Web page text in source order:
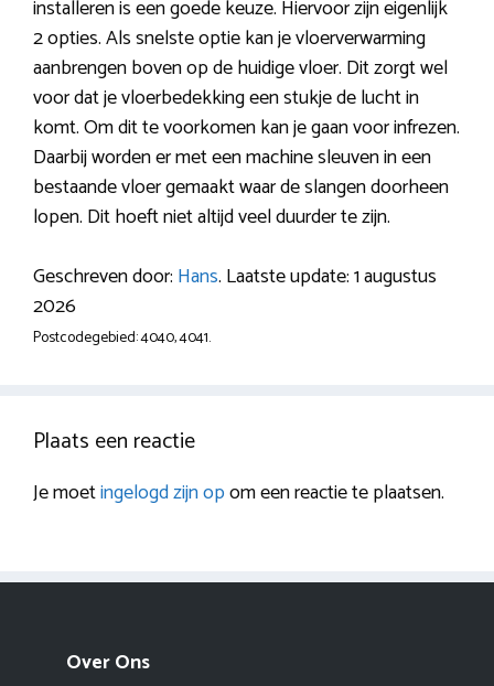
installeren is een goede keuze. Hiervoor zijn eigenlijk
2 opties. Als snelste optie kan je vloerverwarming
aanbrengen boven op de huidige vloer. Dit zorgt wel
voor dat je vloerbedekking een stukje de lucht in
komt. Om dit te voorkomen kan je gaan voor infrezen.
Daarbij worden er met een machine sleuven in een
bestaande vloer gemaakt waar de slangen doorheen
lopen. Dit hoeft niet altijd veel duurder te zijn.
Geschreven door: Hans. Laatste update: 1 augustus
2026
Postcodegebied: 4040, 4041.
Plaats een reactie
Je moetingelogd zijn opom een reactie te plaatsen.
Over Ons